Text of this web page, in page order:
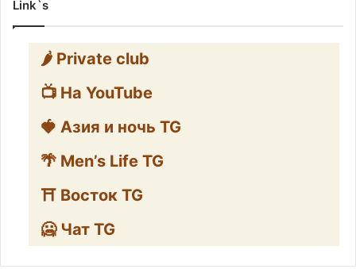
Link`s
🌶️ Private club
📺 На YouTube
🍓 Азия и ночь TG
🌴 Men’s Life TG
⛩️ Восток TG
🥶 Чат TG